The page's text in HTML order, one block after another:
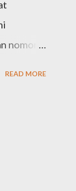
nomor
READ MORE